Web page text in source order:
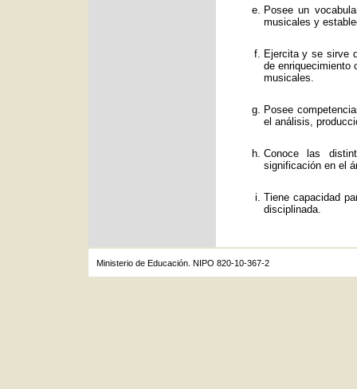
Posee un
musicales y
Ejercita y se sirve
de enriquecimiento
musicales.
Posee
el análisis,
Conoce las
significación en el
Tiene capacidad
disciplinada.
Ministerio de Educación. NIPO 820-10-367-2